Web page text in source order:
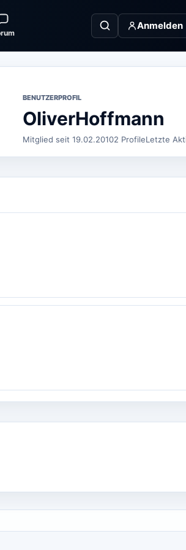
Anmelden
BENUTZERPROFIL
OliverHoffmann
Mitglied seit 19.02.20102 ProfileLetzte